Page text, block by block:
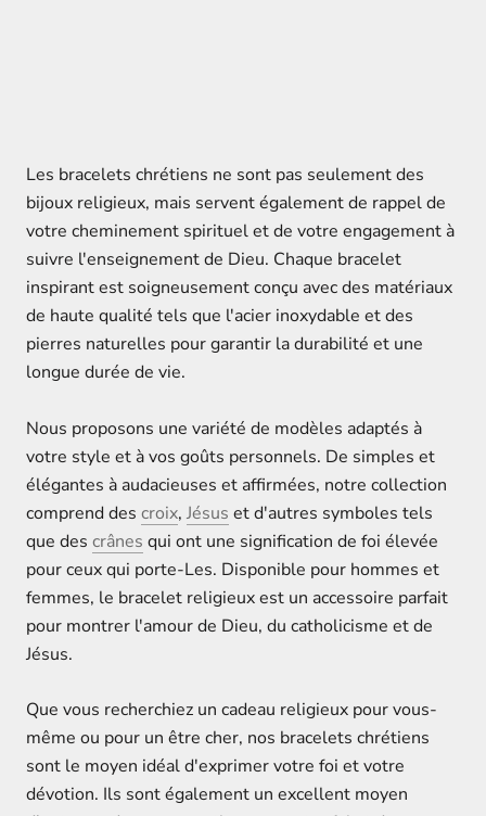
Les bracelets chrétiens ne sont pas seulement des
bijoux religieux, mais servent également de rappel de
votre cheminement spirituel et de votre engagement à
suivre l'enseignement de Dieu. Chaque bracelet
inspirant est soigneusement conçu avec des matériaux
de haute qualité tels que l'acier inoxydable et des
pierres naturelles pour garantir la durabilité et une
longue durée de vie.
Nous proposons une variété de modèles adaptés à
votre style et à vos goûts personnels. De simples et
élégantes à audacieuses et affirmées, notre collection
comprend des croix, Jésus et d'autres symboles tels
que des crânes qui ont une signification de foi élevée
pour ceux qui porte-Les. Disponible pour hommes et
femmes, le bracelet religieux est un accessoire parfait
pour montrer l'amour de Dieu, du catholicisme et de
Jésus.
Que vous recherchiez un cadeau religieux pour vous-
même ou pour un être cher, nos bracelets chrétiens
sont le moyen idéal d'exprimer votre foi et votre
dévotion. Ils sont également un excellent moyen